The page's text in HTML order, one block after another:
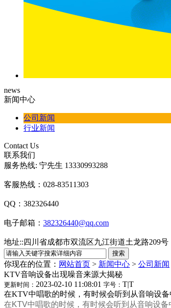
news
新闻中心
公司新闻
行业新闻
Contact Us
联系我们
服务热线: 宁先生 13330993288
客服热线：028-83511303
QQ：382326440
电子邮箱： 382326440@qq.com
地址:: 四川省成都市双流区九江街道土龙路209号
你现在的位置： 网站首页 > 新闻中心 > 公司新闻
KTV音响设备出现噪音来源大揭秘
更新时间： 2023-02-10 11:08:01 字号： T|T
在KTV中唱歌的时候，有时候会听到从音响设
在KTV中唱歌的时候，有时候会听到从音响设